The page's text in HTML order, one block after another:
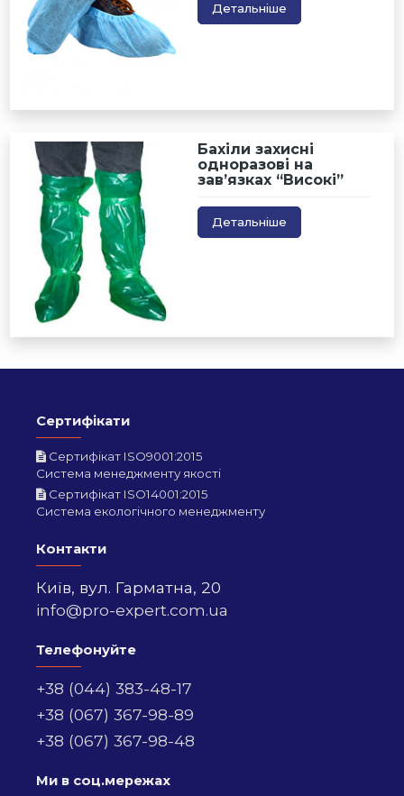
Детальніше
Бахіли захисні
одноразові на
зав’язках “Високі”
Детальніше
Сертифікати
Сертифікат ISO9001:2015
Система менеджменту якості
Сертифікат ISO14001:2015
Система екологічного менеджменту
Контакти
Київ, вул. Гарматна, 20
info@pro-expert.com.ua
Телефонуйте
+38 (044) 383-48-17
+38 (067) 367-98-89
+38 (067) 367-98-48
Ми в соц.мережах